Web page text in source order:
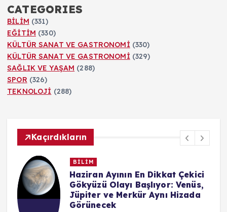
CATEGORIES
BİLİM (331)
EĞİTİM (330)
KÜLTÜR SANAT VE GASTRONOMİ (330)
KÜLTÜR SANAT VE GASTRONOMİ (329)
SAĞLIK VE YAŞAM (288)
SPOR (326)
TEKNOLOJİ (288)
Kaçırdıkların
BİLİM
Haziran Ayının En Dikkat Çekici
Gökyüzü Olayı Başlıyor: Venüs,
Jüpiter ve Merkür Aynı Hizada
Görünecek